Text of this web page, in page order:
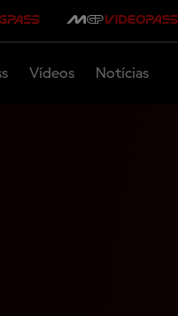
Vídeos Notícias